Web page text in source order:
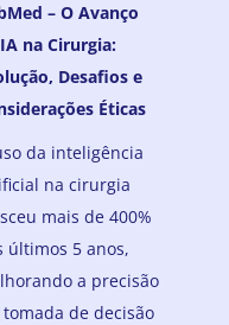
– O Avanço
na Cirurgia:
Desafios e
Éticas
da inteligência
na cirurgia
mais de 400%
últimos 5 anos,
a precisão
tomada de decisão